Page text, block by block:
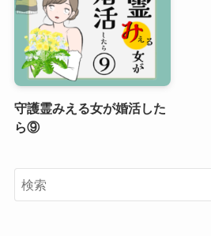
守護霊みえる女が婚活した
ら⑨